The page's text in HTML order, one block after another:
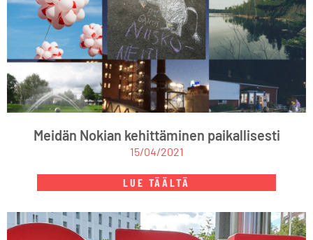
Meidän Nokian kehittäminen paikallisesti
15/04/2021
LUE TÄÄLTÄ